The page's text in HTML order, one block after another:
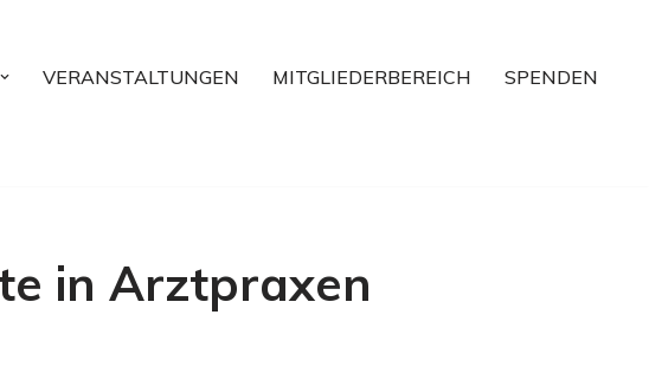
VERANSTALTUNGEN MITGLIEDERBEREICH
SPENDEN
in Arztpraxen